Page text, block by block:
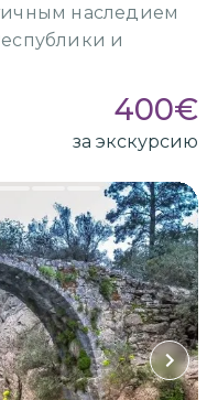
наследием
и
400€
за экскурсию